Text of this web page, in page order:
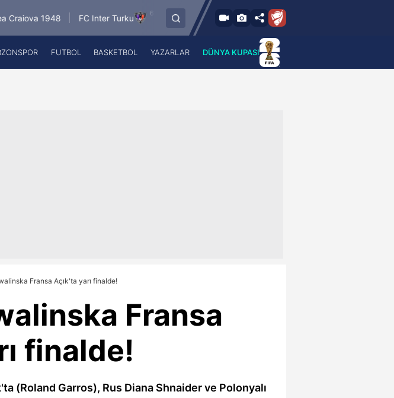
1948 FC Inter Turku
6.8.2026 - Per
18:00
FC Vaduz Jagiellonia Bialystok
A Haber Radyo
FUTBOL BASKETBOL YAZARLAR DÜNYA KUPASI
Fransa Açık'ta yarı finalde!
Fransa
finalde!
(Roland Garros), Rus Diana Shnaider ve Polonyalı